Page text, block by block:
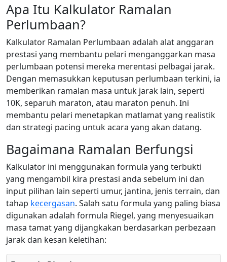
Apa Itu Kalkulator Ramalan
Perlumbaan?
Kalkulator Ramalan Perlumbaan adalah alat anggaran
prestasi yang membantu pelari menganggarkan masa
perlumbaan potensi mereka merentasi pelbagai jarak.
Dengan memasukkan keputusan perlumbaan terkini, ia
memberikan ramalan masa untuk jarak lain, seperti
10K, separuh maraton, atau maraton penuh. Ini
membantu pelari menetapkan matlamat yang realistik
dan strategi pacing untuk acara yang akan datang.
Bagaimana Ramalan Berfungsi
Kalkulator ini menggunakan formula yang terbukti
yang mengambil kira prestasi anda sebelum ini dan
input pilihan lain seperti umur, jantina, jenis terrain, dan
tahap kecergasan. Salah satu formula yang paling biasa
digunakan adalah formula Riegel, yang menyesuaikan
masa tamat yang dijangkakan berdasarkan perbezaan
jarak dan kesan keletihan: